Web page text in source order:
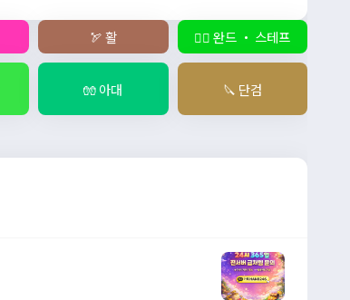
🏹 활 🧙‍♀️ 완드 ・ 스테프
🧤 아대 🔪 단검